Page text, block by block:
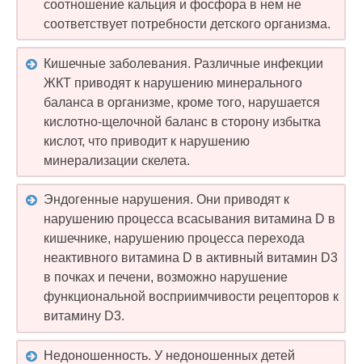
соотношение кальция и фосфора в нем не
соответствует потребности детского организма.
Кишечные заболевания. Различные инфекции
ЖКТ приводят к нарушению минерального
баланса в организме, кроме того, нарушается
кислотно-щелочной баланс в сторону избытка
кислот, что приводит к нарушению
минерализации скелета.
Эндогенные нарушения. Они приводят к
нарушению процесса всасывания витамина D в
кишечнике, нарушению процесса перехода
неактивного витамина D в активный витамин D3
в почках и печени, возможно нарушение
функциональной восприимчивости рецепторов к
витамину D3.
Недоношенность. У недоношенных детей